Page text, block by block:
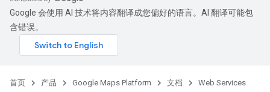
Google 会使用 AI 技术将内容翻译成您偏好的语言。AI 翻译可能包
含错误。
首页 产品 Google Maps Platform 文档
Web Services